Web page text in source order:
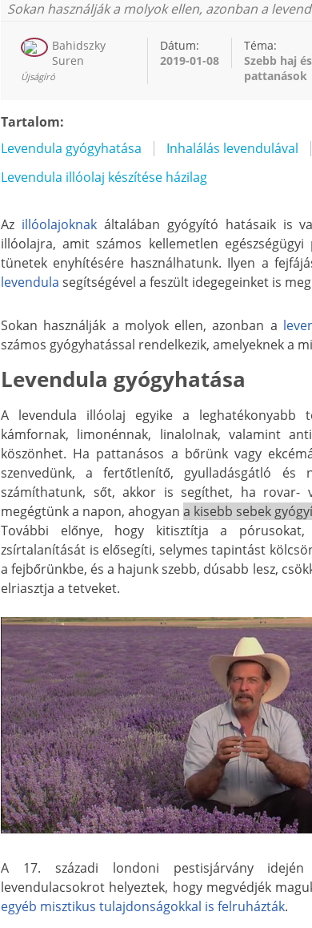
Sokan használják a molyok ellen, azonban a
Bahidszky
Suren
Újságíró
Dátum:
2019-01-08
Téma:
Szebb haj
pattanások
Tartalom:
Levendula gyógyhatása
Inhalálás levendulával
Levendula illóolaj készítése házilag
Az illóolajoknakáltalában gyógyító hatásaik is
illóolajra, amit számos kellemetlen
tünetek enyhítésére használhatunk. Ilyen a
levendula segítségével a feszült idegegeinket is
Sokan használják a molyok ellen, azonban a
számos gyógyhatással rendelkezik, amelyeknek a
Levendula gyógyhatása
A levendula illóolaj egyike a leghatékonyabb
kámfornak, limonénnak, linalolnak, valamint
köszönhet. Ha pattanásos a bőrünk vagy
szenvedünk, a fertőtlenítő, gyulladásgátló és
számíthatunk, sőt, akkor is segíthet, ha rovar-
megégtünk a napon, ahogyan a kisebb sebek
További előnye, hogy kitisztítja a
zsírtalanítását is elősegíti, selymes tapintást
a fejbőrünkbe, és a hajunk szebb, dúsabb lesz,
elriasztja a tetveket.
A 17. századi londoni pestisjárvány
levendulacsokrot helyeztek, hogy megvédjék
egyéb misztikus tulajdonságokkal is felruházták.